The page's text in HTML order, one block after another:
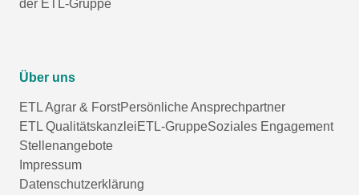
der ETL-Gruppe
Über uns
ETL Agrar & ForstPersönliche Ansprechpartner
ETL QualitätskanzleiETL-GruppeSoziales Engagement
Stellenangebote
Impressum
Datenschutzerklärung